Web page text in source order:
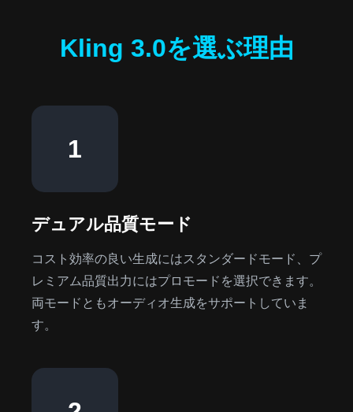
Kling 3.0を選ぶ理由
1
デュアル品質モード
コスト効率の良い生成にはスタンダードモード、プ
レミアム品質出力にはプロモードを選択できます。
両モードともオーディオ生成をサポートしていま
す。